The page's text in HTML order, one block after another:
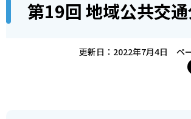
先
地域公共交通分科会
第19回 地域公共交通分科会
こ
第19回 地域公共交
更新日：2022年7月4日
ペ